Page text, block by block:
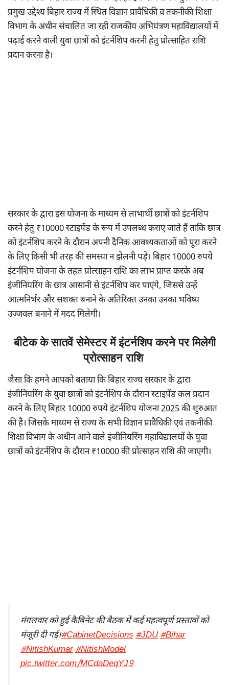
प्रमुख उद्देश्य बिहार राज्य में स्थित विज्ञान प्रावैधिकी व तकनीकी शिक्षा
विभाग के अधीन संचालित जा रही राजकीय अभियंत्रण महाविद्यालयों में
पढ़ाई करने वाली युवा छात्रों को इंटर्नशिप करनी हेतु प्रोत्साहित राशि
प्रदान करना है।
सरकार के द्वारा इस योजना के माध्यम से लाभार्थी छात्रों को इंटर्नशिप
करने हेतु ₹10000 स्टाइपेंड के रूप में उपलब्ध कराए जाते हैं ताकि छात्र
को इंटर्नशिप करने के दौरान अपनी दैनिक आवश्यकताओं को पूरा करने
के लिए किसी भी तरह की समस्या न झेलनी पड़े। बिहार 10000 रुपये
इंटर्नशिप योजना के तहत प्रोत्साहन राशि का लाभ प्राप्त करके अब
इंजीनियरिंग के छात्र आसानी से इंटर्नशिप कर पाएंगे, जिससे उन्हें
आत्मनिर्भर और सशक्त बनाने के अतिरिक्त उनका उनका भविष्य
उज्जवल बनाने में मदद मिलेगी।
बीटेक के सातवें सेमेस्टर में इंटर्नशिप करने पर मिलेगी
प्रोत्साहन राशि
जैसा कि हमने आपको बताया कि बिहार राज्य सरकार के द्वारा
इंजीनियरिंग के युवा छात्रों को इंटर्नशिप के दौरान स्टाइपेंड कल प्रदान
करने के लिए बिहार 10000 रुपये इंटर्नशिप योजना 2025 की शुरुआत
की है। जिसके माध्यम से राज्य के सभी विज्ञान प्रावैधिकी एवं तकनीकी
शिक्षा विभाग के अधीन आने वाले इंजीनियरिंग महाविद्यालयों के युवा
छात्रों को इंटर्नशिप के दौरान ₹10000 की प्रोत्साहन राशि की जाएगी।
मंगलवार को हुई कैबिनेट की बैठक में कई महत्वपूर्ण प्रस्तावों को
मंजूरी दी गई।#CabinetDecisions#JDU#Bihar
#NitishKumar#NitishModel
pic.twitter.com/MCdaDeqYJ9